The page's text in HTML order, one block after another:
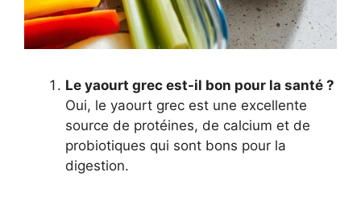
Le yaourt grec est-il bon pour la santé ?
Oui, le yaourt grec est une excellente
source de protéines, de calcium et de
probiotiques qui sont bons pour la
digestion.